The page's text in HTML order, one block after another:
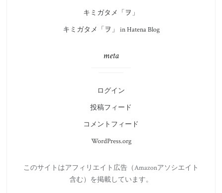
キミガタメ「ヲ」
キミガタメ「ヲ」 in Hatena Blog
meta
ログイン
投稿フィード
コメントフィード
WordPress.org
このサイトはアフィリエイト広告（Amazonアソシエイト
含む）を掲載しています。